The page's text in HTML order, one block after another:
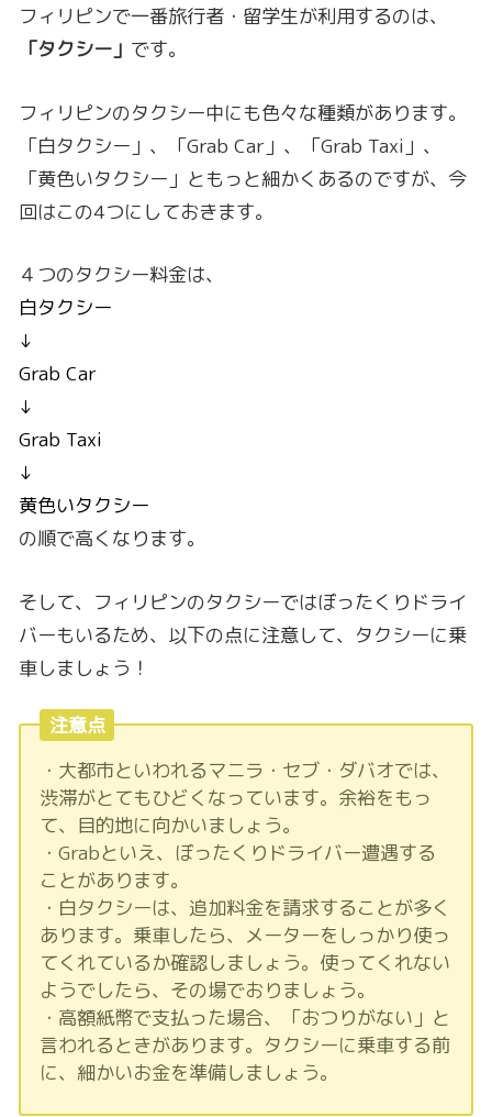
フィリピンで一番旅行者・留学生が利用するのは、
「タクシー」 です。
フィリピンのタクシー中にも色々な種類があります。
「白タクシー」、「Grab Car」、「Grab Taxi」、
「黄色いタクシー」ともっと細かくあるのですが、今
回はこの4つにしておきます。
４つのタクシー料金は、
白タクシー
↓
Grab Car
↓
Grab Taxi
↓
黄色いタクシー
の順で高くなります。
そして、フィリピンのタクシーではぼったくりドライ
バーもいるため、以下の点に注意して、タクシーに乗
車しましょう！
注意点
・大都市といわれるマニラ・セブ・ダバオでは、
渋滞がとてもひどくなっています。余裕をもっ
て、目的地に向かいましょう。
・Grabといえ、ぼったくりドライバー遭遇する
ことがあります。
・白タクシーは、追加料金を請求することが多く
あります。乗車したら、メーターをしっかり使っ
てくれているか確認しましょう。使ってくれない
ようでしたら、その場でおりましょう。
・高額紙幣で支払った場合、「おつりがない」と
言われるときがあります。タクシーに乗車する前
に、細かいお金を準備しましょう。